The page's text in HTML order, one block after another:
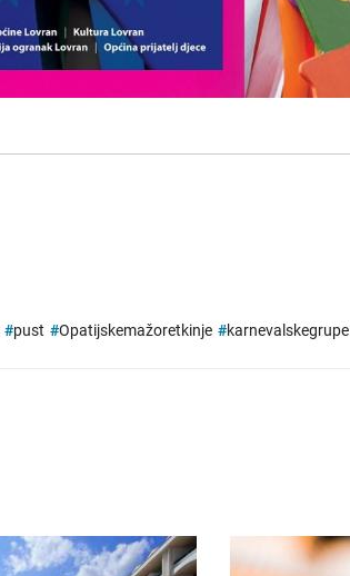
#pust #Opatijskemažoretkinje #karnevalskegrupe